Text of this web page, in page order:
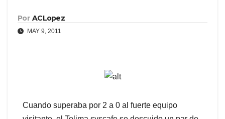
Por ACLopez
MAY 9, 2011
Cuando superaba por 2 a 0 al fuerte equipo